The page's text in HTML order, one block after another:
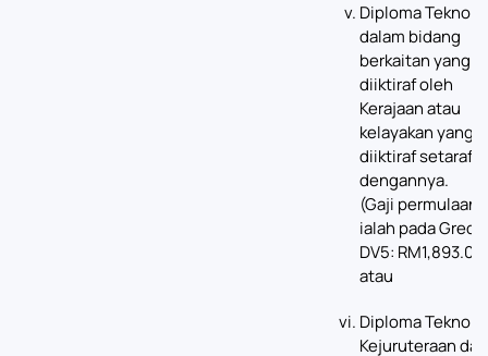
Diploma
dalam bidang
berkaitan yang
diiktiraf oleh
Kerajaan atau
kelayakan yang
diiktiraf setaraf
dengannya.
(Gaji permulaan
ialah pada Gred
DV5:
atau
Diploma
Kejuruteraan